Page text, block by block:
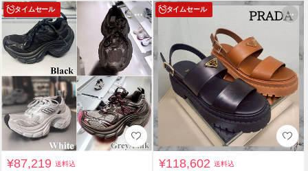
タイムセール
¥87,219送料込
タイムセール
¥118,602送料込